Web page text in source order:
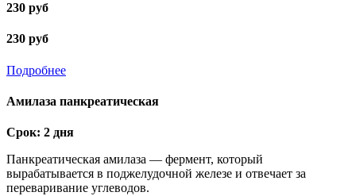
230 руб
230 руб
Подробнее
Амилаза панкреатическая
Срок: 2 дня
Панкреатическая амилаза — фермент, который
вырабатывается в поджелудочной железе и отвечает за
переваривание углеводов.